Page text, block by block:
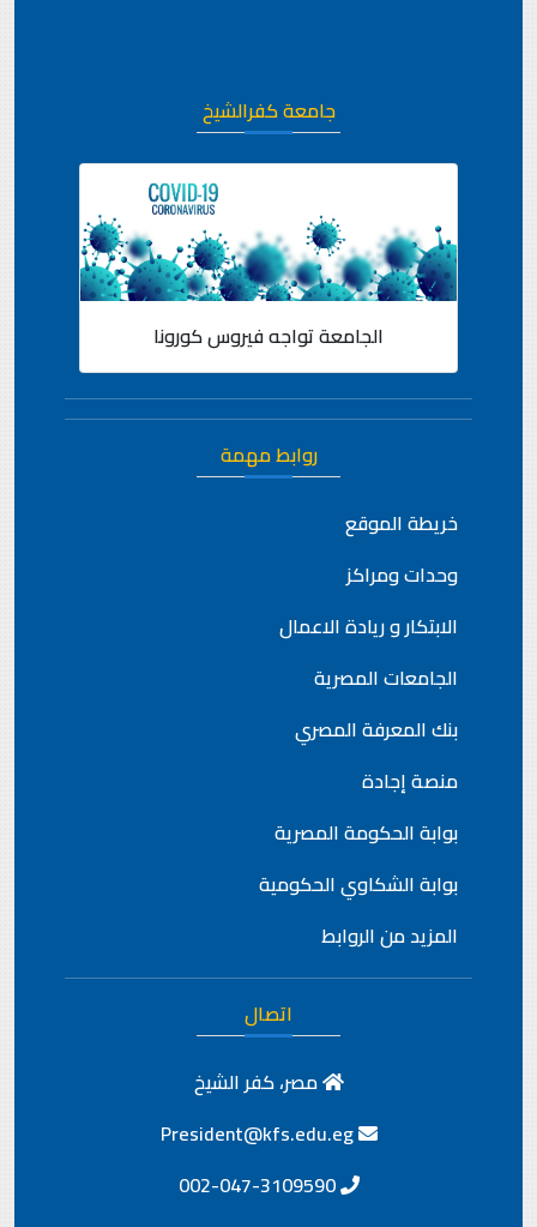
جامعة كفرالشيخ
الجامعة تواجه فيروس كورونا
روابط مهمة
خريطة الموقع
وحدات ومراكز
الابتكار و ريادة الاعمال
الجامعات المصرية
بنك المعرفة المصري
منصة إجادة
بوابة الحكومة المصرية
بوابة الشكاوي الحكومية
المزيد من الروابط
اتصال
مصر، كفر الشيخ
President@kfs.edu.eg
002-047-3109590